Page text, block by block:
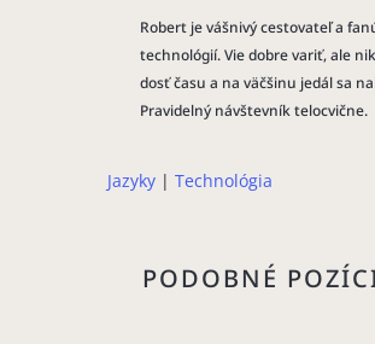
Robert je vášnivý cestovateľ a
technológií. Vie dobre variť, ale
dosť času a na väčšinu jedál sa
Pravidelný návštevník telocvične.
Jazyky| Technológia
PODOBNÉ